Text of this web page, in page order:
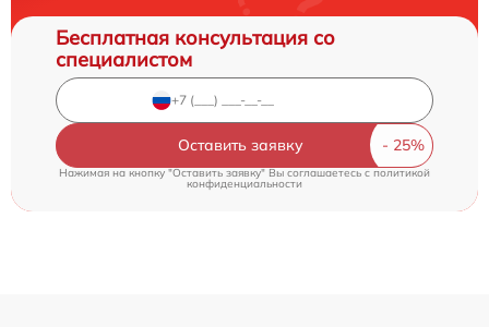
Бесплатная консультация со
специалистом
Оставить заявку
Нажимая на кнопку "Оставить заявку" Вы соглашаетесь cполитикой
конфиденциальности